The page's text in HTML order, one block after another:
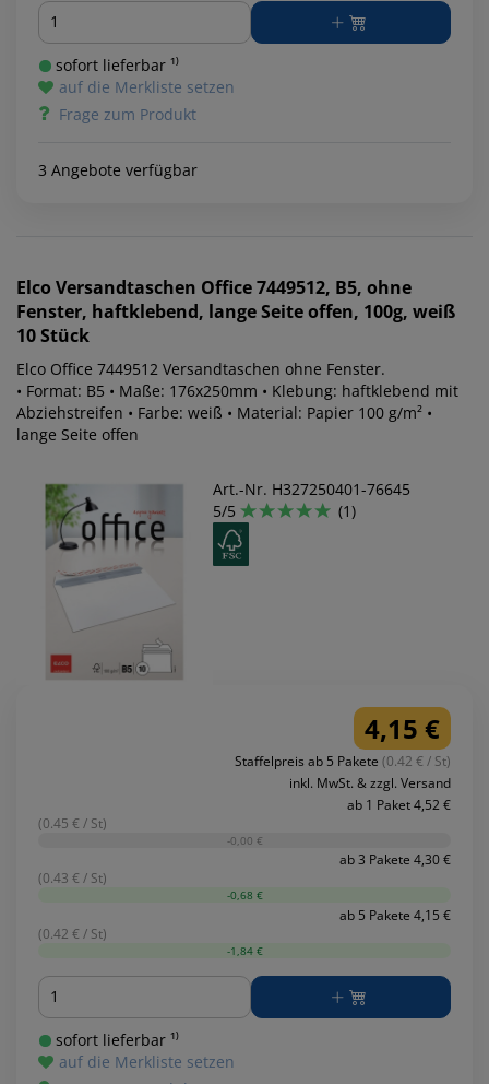
Menge
sofort lieferbar ¹⁾
auf die Merkliste setzen
Frage zum Produkt
3 Angebote verfügbar
Elco Versandtaschen Office 7449512, B5, ohne
Fenster, haftklebend, lange Seite offen, 100g, weiß
10 Stück
Elco Office 7449512 Versandtaschen ohne Fenster.
• Format: B5 • Maße: 176x250mm • Klebung: haftklebend mit
Abziehstreifen • Farbe: weiß • Material: Papier 100 g/m² •
lange Seite offen
Art.-Nr. H327250401-76645
5/5
(1)
4,15 €
Staffelpreis ab 5 Pakete (0.42 € / St)
inkl. MwSt. & zzgl. Versand
ab 1 Paket 4,52 €
(0.45 € / St)
-0,00 €
ab 3 Pakete 4,30 €
(0.43 € / St)
-0,68 €
ab 5 Pakete 4,15 €
(0.42 € / St)
-1,84 €
Menge
sofort lieferbar ¹⁾
auf die Merkliste setzen